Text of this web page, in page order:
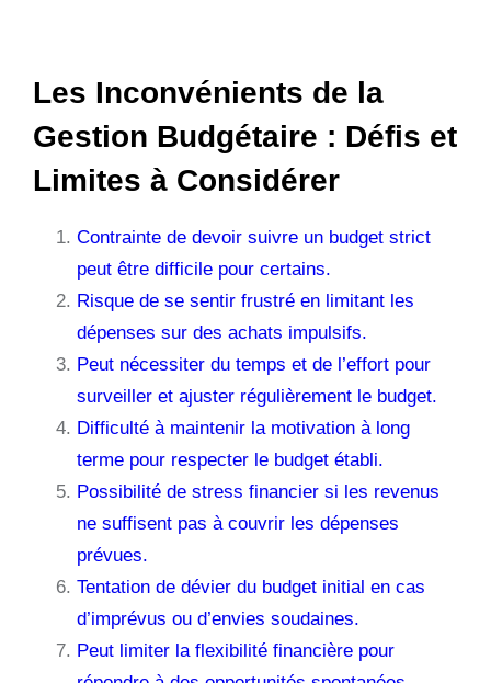
Les Inconvénients de la
Gestion Budgétaire : Défis et
Limites à Considérer
Contrainte de devoir suivre un budget strict
peut être difficile pour certains.
Risque de se sentir frustré en limitant les
dépenses sur des achats impulsifs.
Peut nécessiter du temps et de l’effort pour
surveiller et ajuster régulièrement le budget.
Difficulté à maintenir la motivation à long
terme pour respecter le budget établi.
Possibilité de stress financier si les revenus
ne suffisent pas à couvrir les dépenses
prévues.
Tentation de dévier du budget initial en cas
d’imprévus ou d’envies soudaines.
Peut limiter la flexibilité financière pour